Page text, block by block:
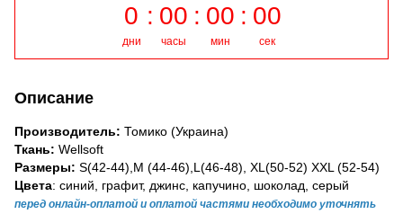
0
дни
00
часы
00
мин
00
сек
Описание
Производитель: Томико (Украина)
Ткань: Wellsoft
Размеры: S(42-44),M (44-46),L(46-48), XL(50-52) XXL (52-54)
Цвета: синий, графит, джинс, капучино, шоколад, серый
перед онлайн-оплатой и оплатой частями необходимо уточнять